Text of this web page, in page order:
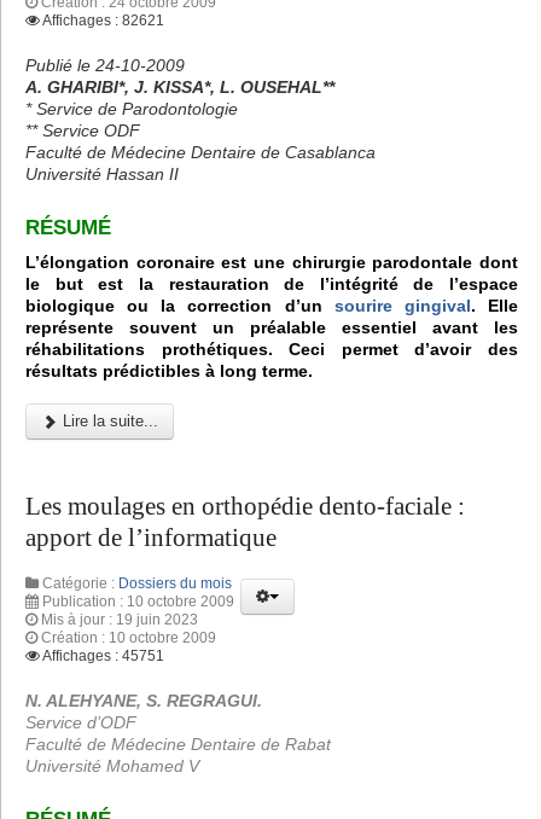
Affichages : 82621
Publié le 24-10-2009
A. GHARIBI*, J. KISSA*, L. OUSEHAL**
* Service de Parodontologie
** Service ODF
Faculté de Médecine Dentaire de Casablanca
Université Hassan II
RÉSUM É
L’élongation coronaire est une chirurgie parodontale dont
le but est la restauration de l’intégrité de l’espace
biologique ou la correction d’un sourire gingival. Elle
représente souvent un préalable essentiel avant les
réhabilitations prothétiques. Ceci permet d’avoir des
résultats prédictibles à long terme.
Lire la suite...
Les moulages en orthopédie dento-faciale :
apport de l’informatique
Catégorie : Dossiers du mois
Publication : 10 octobre 2009
Mis à jour : 19 juin 2023
Création : 10 octobre 2009
Affichages : 45751
N. ALEHYANE, S. REGRAGUI.
Service d’ODF
Faculté de Médecine Dentaire de Rabat
Université Mohamed V